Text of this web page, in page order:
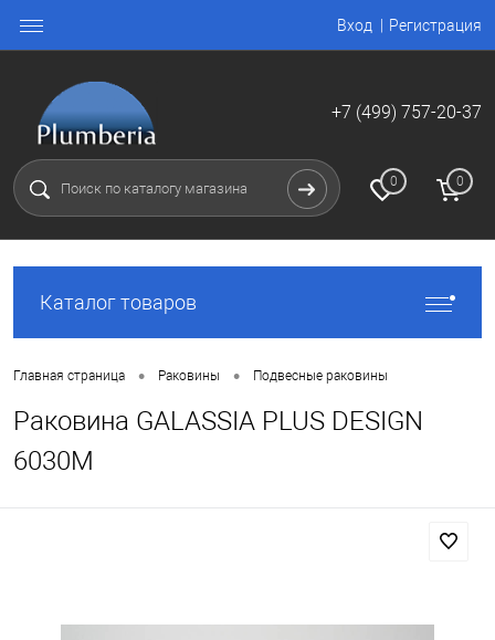
Вход Регистрация
+7 (499) 757-20-37
0 0
Каталог товаров
Главная страница • Раковины • Подвесные раковины
Раковина GALASSIA PLUS DESIGN
6030M